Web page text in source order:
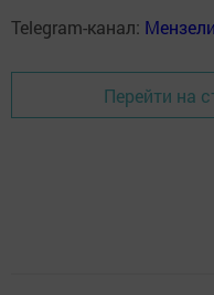
Telegram-канал:
Перейти на